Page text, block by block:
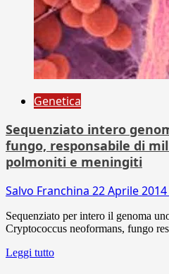
Genetica
Sequenziato intero
fungo, responsabile di
polmoniti e meningiti
Salvo Franchina 22 Aprile 2014
Sequenziato per intero il genoma
Cryptococcus neoformans, fungo
Leggi tutto